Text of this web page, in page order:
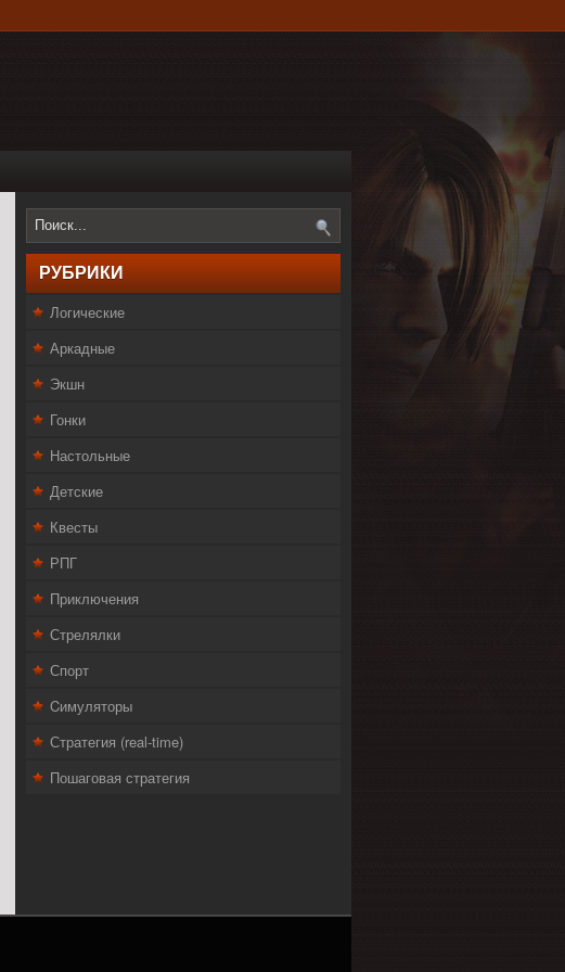
РУБРИКИ
Логические
Аркадные
Экшн
Гонки
Настольные
Детские
Квесты
РПГ
Приключения
Стрелялки
Спорт
Cимуляторы
Стратегия (real-time)
Пошаговая стратегия